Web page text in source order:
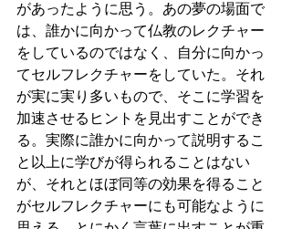
があったように思う。あの夢の場面で
は、誰かに向かって仏教のレクチャー
をしているのではなく、自分に向かっ
てセルフレクチャーをしていた。それ
が実に実り多いもので、そこに学習を
加速させるヒントを見出すことができ
る。実際に誰かに向かって説明するこ
と以上に学びが得られることはない
が、それとほぼ同等の効果を得ること
がセルフレクチャーにも可能なように